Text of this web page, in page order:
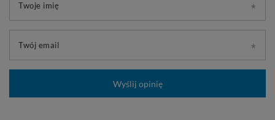
Twoje imię
Twój email
Wyślij opinię